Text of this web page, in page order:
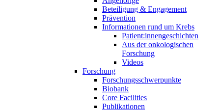
Beteiligung & Engagement
Prävention
Informationen rund um Krebs
Patient:innengeschichten
Aus der onkologischen
Forschung
Videos
Forschung
Forschungsschwerpunkte
Biobank
Core Facilities
Publikationen